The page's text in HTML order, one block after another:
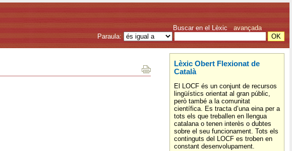
Buscar en el Lèxic avançada
Paraula:
Lèxic Obert Flexionat de
Català
El LOCF és un conjunt de recursos
lingüístics orientat al gran públic,
però també a la comunitat
científica. Es tracta d’una eina per a
tots els que treballen en llengua
catalana o tenen interès o dubtes
sobre el seu funcionament. Tots els
continguts del LOCF es troben en
constant desenvolupament.